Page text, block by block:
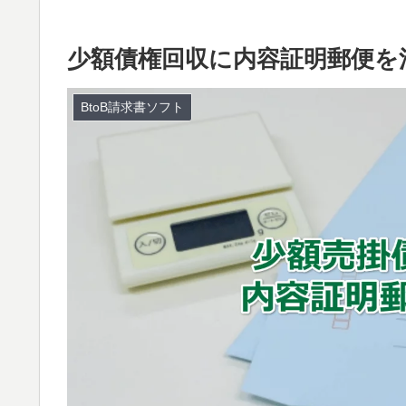
少額債権回収に内容証明郵便
BtoB請求書ソフト